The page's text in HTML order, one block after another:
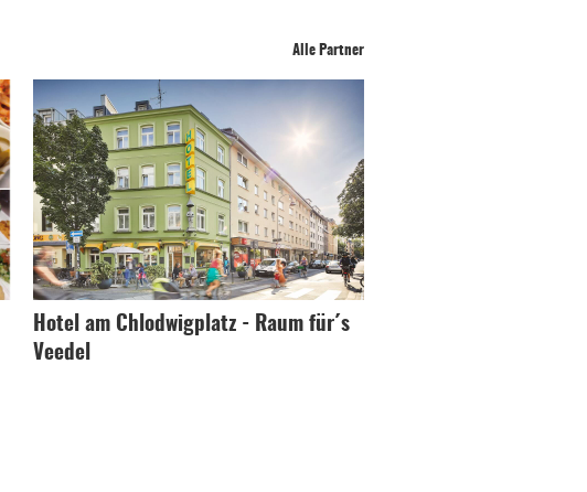
Alle Partner
Hotel am Chlodwigplatz - Raum für´s
Veedel